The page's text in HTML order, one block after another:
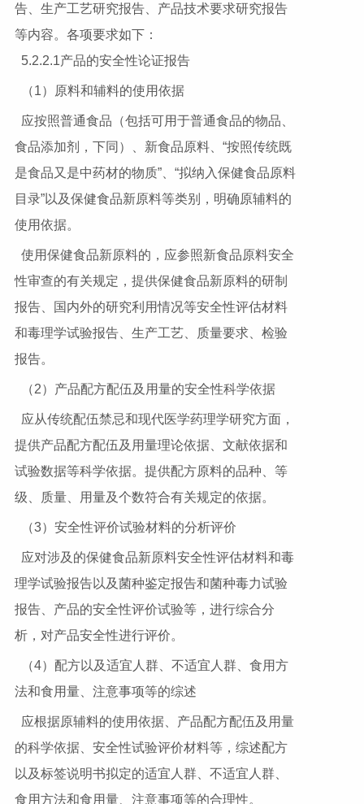
告、生产工艺研究报告、产品技术要求研究报告
等内容。各项要求如下：
5.2.2.1产品的安全性论证报告
（1）原料和辅料的使用依据
应按照普通食品（包括可用于普通食品的物品、
食品添加剂，下同）、新食品原料、“按照传统既
是食品又是中药材的物质”、“拟纳入保健食品原料
目录”以及保健食品新原料等类别，明确原辅料的
使用依据。
使用保健食品新原料的，应参照新食品原料安全
性审查的有关规定，提供保健食品新原料的研制
报告、国内外的研究利用情况等安全性评估材料
和毒理学试验报告、生产工艺、质量要求、检验
报告。
（2）产品配方配伍及用量的安全性科学依据
应从传统配伍禁忌和现代医学药理学研究方面，
提供产品配方配伍及用量理论依据、文献依据和
试验数据等科学依据。提供配方原料的品种、等
级、质量、用量及个数符合有关规定的依据。
（3）安全性评价试验材料的分析评价
应对涉及的保健食品新原料安全性评估材料和毒
理学试验报告以及菌种鉴定报告和菌种毒力试验
报告、产品的安全性评价试验等，进行综合分
析，对产品安全性进行评价。
（4）配方以及适宜人群、不适宜人群、食用方
法和食用量、注意事项等的综述
应根据原辅料的使用依据、产品配方配伍及用量
的科学依据、安全性试验评价材料等，综述配方
以及标签说明书拟定的适宜人群、不适宜人群、
食用方法和食用量、注意事项等的合理性。